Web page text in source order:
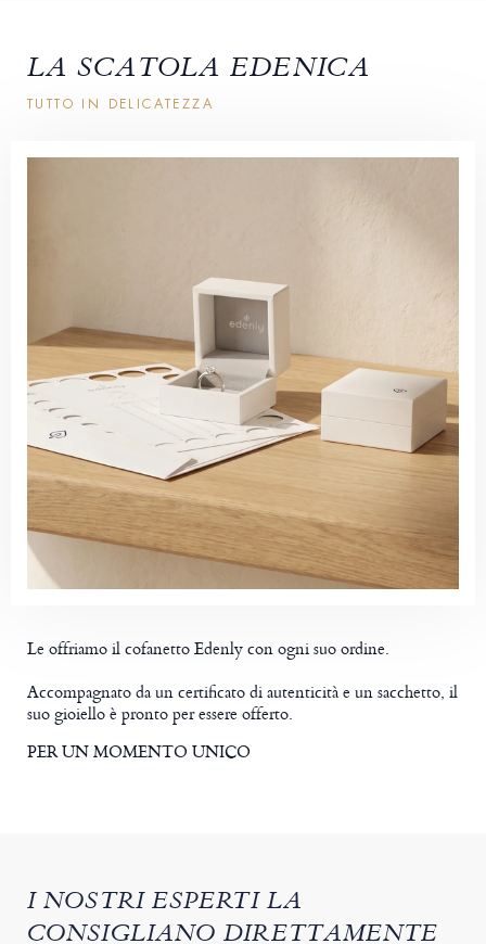
LA SCATOLA EDENICA
TUTTO IN DELICATEZZA
Le offriamo il cofanetto Edenly con ogni suo ordine.
Accompagnato da un certificato di autenticità e un sacchetto, il
suo gioiello è pronto per essere offerto.
PER UN MOMENTO UNICO
I NOSTRI ESPERTI LA
CONSIGLIANO DIRETTAMENTE